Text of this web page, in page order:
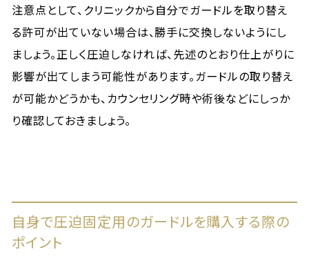
注意点として、クリニックから自分でガードルを取り替え
る許可が出ていない場合は、勝手に交換しないようにし
ましょう。正しく圧迫しなければ、先述のとおり仕上がりに
影響が出てしまう可能性があります。ガードルの取り替え
が可能かどうかも、カウンセリング時や術後などにしっか
り確認しておきましょう。
自身で圧迫固定用のガードルを購入する際の
ポイント